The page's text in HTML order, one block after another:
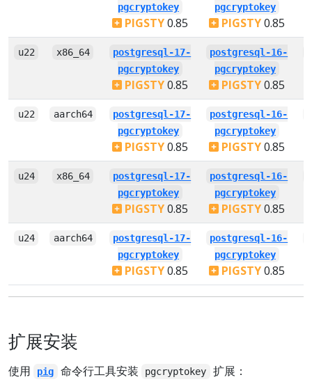
pgcryptokey
PIGSTY0.85
pgcryptokey
PIGSTY0.85
u22 x86_64
postgresql-17-
pgcryptokey
PIGSTY0.85
postgresql-16-
pgcryptokey
PIGSTY0.85
u22 aarch64
postgresql-17-
pgcryptokey
PIGSTY0.85
postgresql-16-
pgcryptokey
PIGSTY0.85
u24 x86_64
postgresql-17-
pgcryptokey
PIGSTY0.85
postgresql-16-
pgcryptokey
PIGSTY0.85
u24 aarch64
postgresql-17-
pgcryptokey
PIGSTY0.85
postgresql-16-
pgcryptokey
PIGSTY0.85
扩展安装
使用 pig 命令行工具安装 pgcryptokey 扩展：